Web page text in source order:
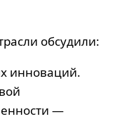
обсудили:
инноваций.
—